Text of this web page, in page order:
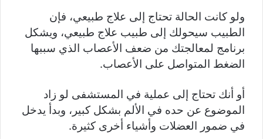
ولو كانت الحالة تحتاج إلى علاج طبيعي، فإن
الطبيب سيحولك إلى طبيب علاج طبيعي، ويشكل
برنامج لمعالجتك من ضعف الأعصاب الذي سببها
الضغط المتواصل على الأعصاب.
أو أنك تحتاج إلى عملية في المستشفى لو زاد
الموضوع عن حده في الألم بشكل كبير، وبدأ يدخل
في ضمور العضلات وأشياء أخرى كثيرة.